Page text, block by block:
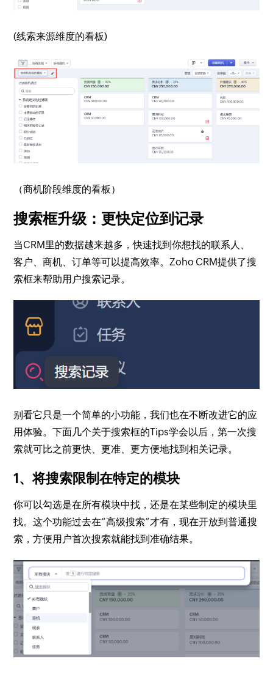
(线索来源维度的看板)
（商机阶段维度的看板）
搜索框升级：更快定位到记录
当CRM里的数据越来越多，快速找到你想找的联系人、
客户、商机、订单等可以提高效率。Zoho CRM提供了搜
索框来帮助用户搜索记录。
别看它只是一个简单的小功能，我们也在不断改进它的应
用体验。下面几个关于搜索框的Tips学会以后，第一次搜
索就可比之前更快、更准、更方便地找到相关记录。
1、将搜索限制在特定的模块
你可以勾选是在所有模块中找，还是在某些制定的模块里
找。这个功能过去在“高级搜索”才有，现在开放到普通搜
索，方便用户首次搜索就能找到准确结果。